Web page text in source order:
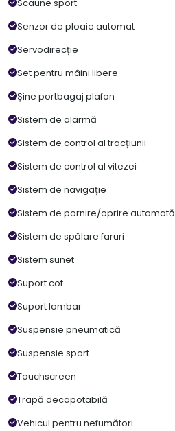
Scaune sport
Senzor de ploaie automat
Servodirecție
Set pentru mâini libere
Şine portbagaj plafon
Sistem de alarmă
Sistem de control al tracțiunii
Sistem de control al vitezei
Sistem de navigație
Sistem de pornire/oprire automată
Sistem de spălare faruri
Sistem sunet
Suport cot
Suport lombar
Suspensie pneumatică
Suspensie sport
Touchscreen
Trapă decapotabilă
Vehicul pentru nefumători